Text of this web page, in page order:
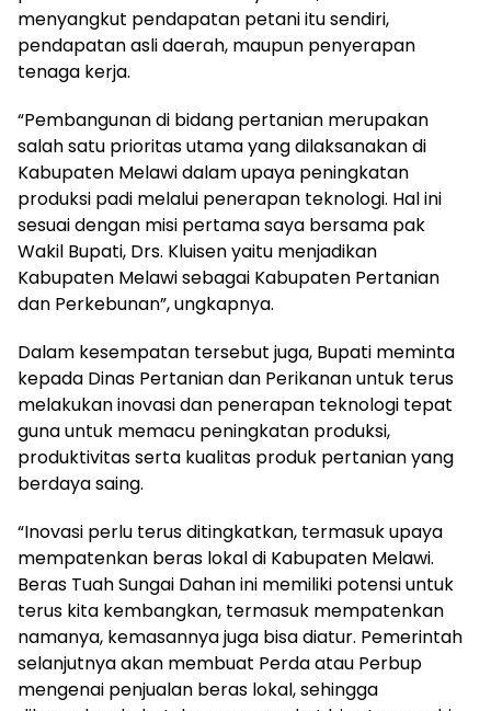
menyangkut pendapatan petani itu sendiri,
pendapatan asli daerah, maupun penyerapan
tenaga kerja.
“Pembangunan di bidang pertanian merupakan
salah satu prioritas utama yang dilaksanakan di
Kabupaten Melawi dalam upaya peningkatan
produksi padi melalui penerapan teknologi. Hal ini
sesuai dengan misi pertama saya bersama pak
Wakil Bupati, Drs. Kluisen yaitu menjadikan
Kabupaten Melawi sebagai Kabupaten Pertanian
dan Perkebunan”, ungkapnya.
Dalam kesempatan tersebut juga, Bupati meminta
kepada Dinas Pertanian dan Perikanan untuk terus
melakukan inovasi dan penerapan teknologi tepat
guna untuk memacu peningkatan produksi,
produktivitas serta kualitas produk pertanian yang
berdaya saing.
“Inovasi perlu terus ditingkatkan, termasuk upaya
mempatenkan beras lokal di Kabupaten Melawi.
Beras Tuah Sungai Dahan ini memiliki potensi untuk
terus kita kembangkan, termasuk mempatenkan
namanya, kemasannya juga bisa diatur. Pemerintah
selanjutnya akan membuat Perda atau Perbup
mengenai penjualan beras lokal, sehingga